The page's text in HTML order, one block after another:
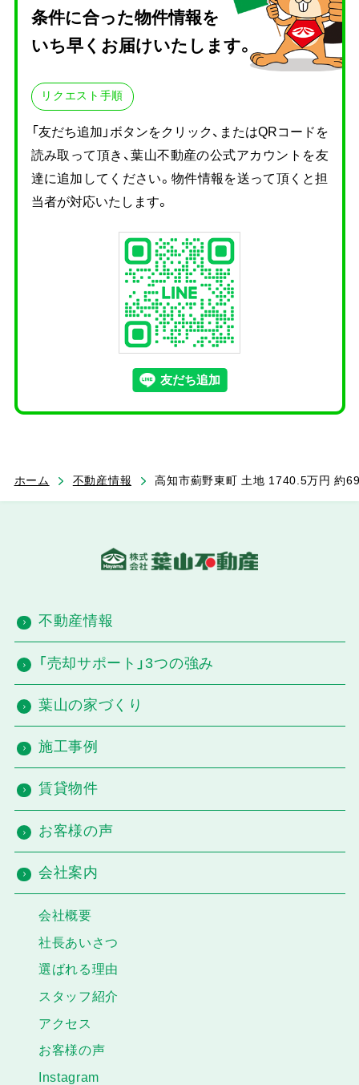
条件に合った物件情報を
いち早くお届けいたします。
リクエスト手順
「友だち追加」ボタンをクリック、またはQRコードを
読み取って頂き、葉山不動産の公式アカウントを友
達に追加してください。物件情報を送って頂くと担
当者が対応いたします。
ホーム 不動産情報 高知市薊野東町 土地 1740.5万円 約
不動産情報
「売却サポート」3つの強み
葉山の家づくり
施工事例
賃貸物件
お客様の声
会社案内
会社概要
社長あいさつ
選ばれる理由
スタッフ紹介
アクセス
お客様の声
Instagram